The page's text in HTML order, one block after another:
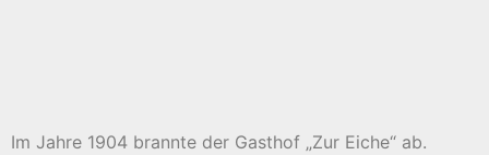
Im Jahre 1904 brannte der Gasthof „Zur Eiche“ ab.